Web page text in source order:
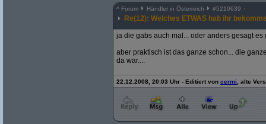
^ Forum Händler in Österreich #5210639
Re(12): Welches ETWAS hab ihr
ja die gabs auch mal... oder anders gesagt es
aber praktisch ist das ganze schon... die
da war....
22.12.2008, 20:03 Uhr - Editiert von cermi , alte